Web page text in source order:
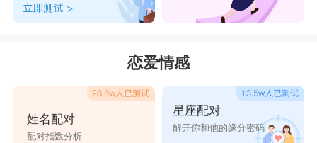
当她的宽容心胜过内在的占有欲，他能变得稍微安
星座乐原创文章，转载需注明出处
恋爱情感
姓名配对
配对指数分析
星座配对
解开你和他的缘分密码